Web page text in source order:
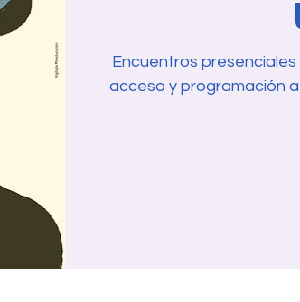
Encuentros
acceso y programación